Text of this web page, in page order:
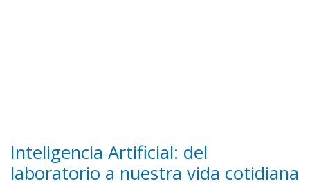
Inteligencia Artificial: del
laboratorio a nuestra vida cotidiana